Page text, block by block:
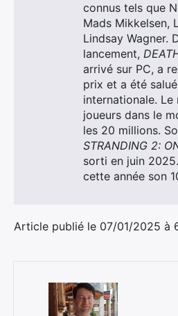
connus tels que
Mads Mikkelsen,
Lindsay Wagner.
lancement,
arrivé sur PC, a
prix et a été
internationale.
joueurs dans le
les 20 millions.
STRANDING 2:
sorti en juin
cette année son
Article publié le 07/01/2025 à